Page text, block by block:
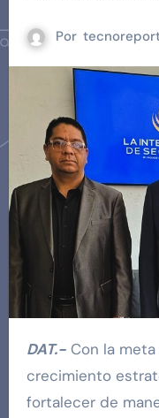
Por
DAT.-Con la meta
crecimiento
fortalecer de